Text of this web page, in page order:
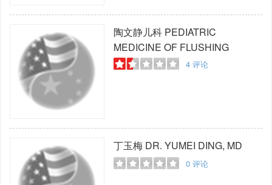
陶文静儿科PEDIATRIC
MEDICINE OF FLUSHING
4评论
丁玉梅DR. YUMEI DING, MD
0评论